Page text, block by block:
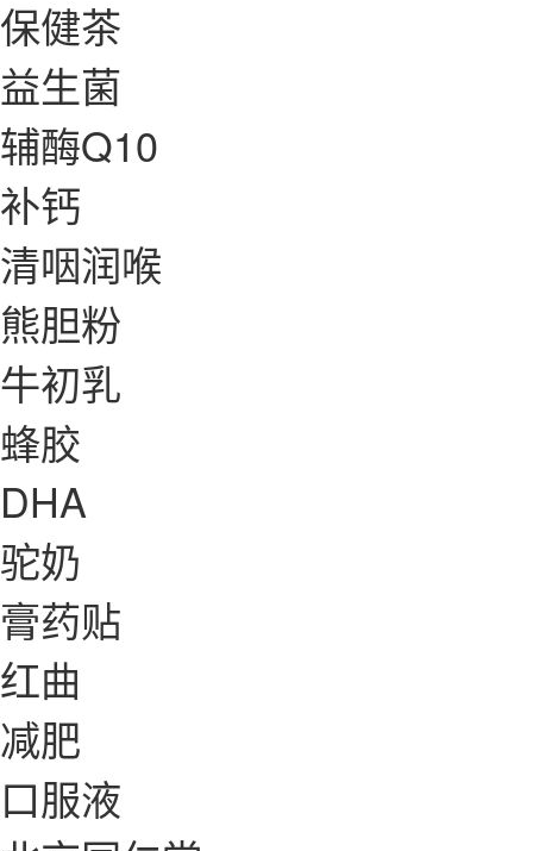
保健茶
益生菌
辅酶Q10
补钙
清咽润喉
熊胆粉
牛初乳
蜂胶
DHA
驼奶
膏药贴
红曲
减肥
口服液